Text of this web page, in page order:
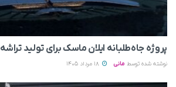
پروژه جاه‌طلبانه ایلان ماسک برای تولید تراشه
نوشته شده توسط مانی